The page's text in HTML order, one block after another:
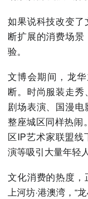
如果说科技改变
断扩展的消费场
验。
文博会期间，龙
断。时尚服装走
剧场表演、国漫电
整座城区同样热闹
区IP艺术家联盟线
演等吸引大量年轻
文化消费的热度
上河坊·港澳湾，“